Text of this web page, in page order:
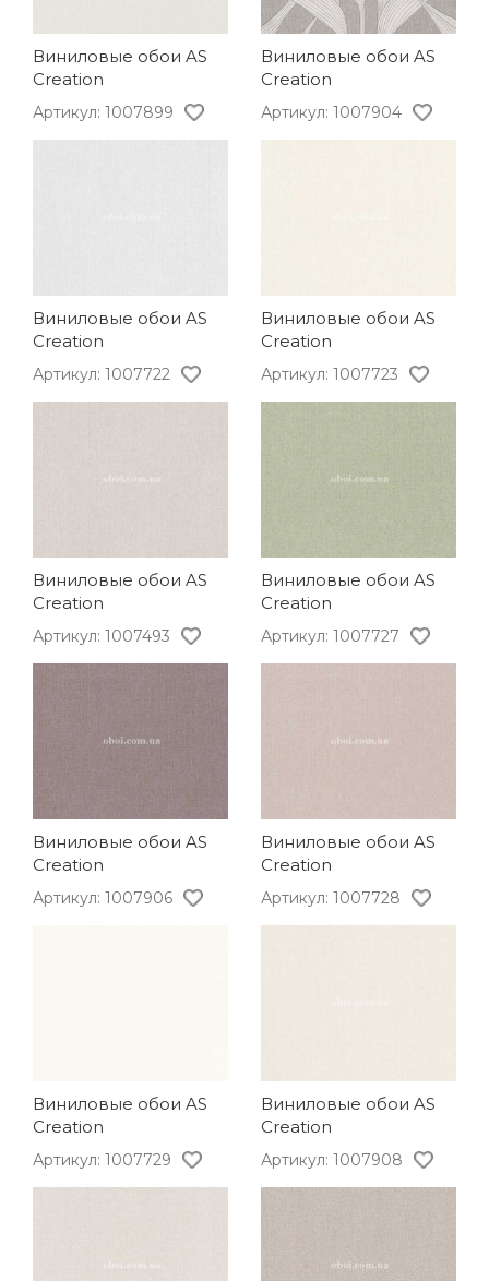
Виниловые обои AS
Creation
Артикул: 1007899
Виниловые обои AS
Creation
Артикул: 1007904
Виниловые обои AS
Creation
Артикул: 1007722
Виниловые обои AS
Creation
Артикул: 1007723
Виниловые обои AS
Creation
Артикул: 1007493
Виниловые обои AS
Creation
Артикул: 1007727
Виниловые обои AS
Creation
Артикул: 1007906
Виниловые обои AS
Creation
Артикул: 1007728
Виниловые обои AS
Creation
Артикул: 1007729
Виниловые обои AS
Creation
Артикул: 1007908